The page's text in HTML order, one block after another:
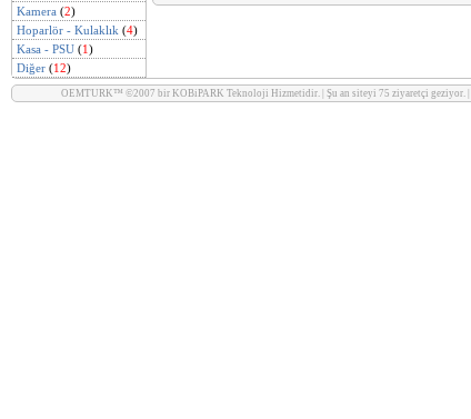
Kamera (2)
Hoparlör - Kulaklık (4)
Kasa - PSU (1)
Diğer (12)
OEMTURK™ ©2007 bir KOBiPARK Teknoloji Hizmetidir. | Şu an siteyi 75 ziyaretçi geziyor. |